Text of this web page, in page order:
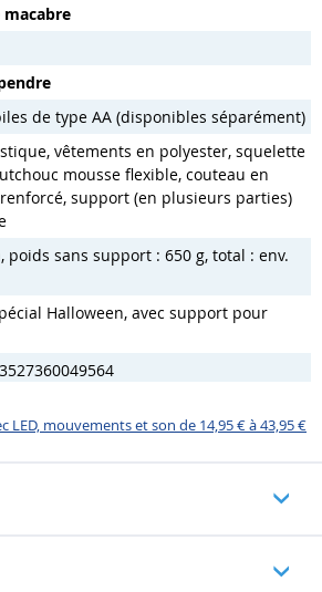
macabre
de type AA (disponibles séparément)
vêtements en polyester, squelette
mousse flexible, couteau en
support (en plusieurs parties)
, poids sans support : 650 g, total : env.
Halloween, avec support pour
LED, mouvements et son de 14,95 € à 43,95 €